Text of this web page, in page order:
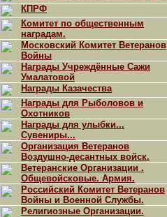
КПРФ
Комитет по общественным
наградам.
Московский Комитет Ветеранов
Войны
Награды Учреждённые Сажи
Умалатовой
Награды Казачества
Награды для Рыболовов и
Охотников
Награды для улыбки...
Сувениры...
Организация Ветеранов
Воздушно-десантных войск.
Ветеранские Организации .
Общевойсковые. Армия.
Российский Комитет Ветеранов
Войны и Военной Службы.
Религиозные Организации.